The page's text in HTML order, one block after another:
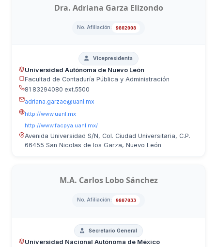
Dra. Adriana Garza Elizondo
No. Afiliación: 9802008
Vicepresidenta
Universidad Autónoma de Nuevo León
Facultad de Contaduría Pública y Administración
81 83294080 ext.5500
adriana.garzae@uanl.mx
http://www.uanl.mx
http://www.facpya.uanl.mx/
Avenida Universidad S/N, Col. Ciudad Universitaria, C.P.
66455 San Nicolas de los Garza, Nuevo León
M.A. Carlos Lobo Sánchez
No. Afiliación: 9807033
Secretario General
Universidad Nacional Autónoma de México